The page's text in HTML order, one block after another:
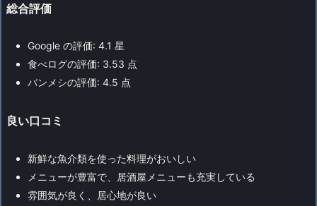
総合評価
Google の評価: 4.1 星
食べログの評価: 3.53 点
バンメシの評価: 4.5 点
良い口コミ
新鮮な魚介類を使った料理がおいしい
メニューが豊富で、居酒屋メニューも充実している
雰囲気が良く、居心地が良い